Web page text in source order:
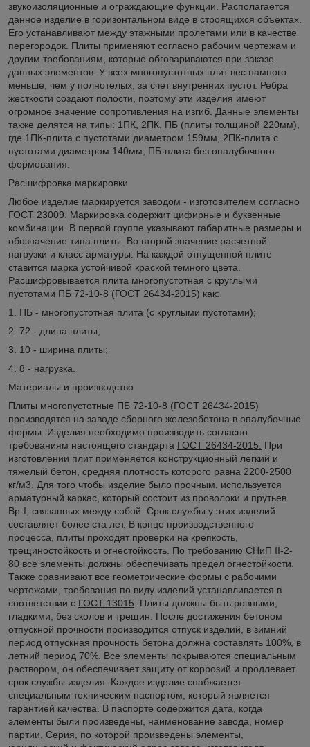
звукоизоляционные и ограждающие функции. Располагается
данное изделие в горизонтальном виде в строящихся объектах.
Его устанавливают между этажными пролетами или в качестве
перегородок. Плиты применяют согласно рабочим чертежам и
другим требованиям, которые обговариваются при заказе
данных элементов. У всех многопустотных плит вес намного
меньше, чем у полнотелых, за счет внутренних пустот. Ребра
жесткости создают полости, поэтому эти изделия имеют
огромное значение сопротивления на изгиб. Данные элементы
также делятся на типы: 1ПК, 2ПК, ПБ (плиты толщиной 220мм),
где 1ПК-плита с пустотами диаметром 159мм, 2ПК-плита с
пустотами диаметром 140мм, ПБ-плита без опалубочного
формования.
Расшифровка маркировки
Любое изделие маркируется заводом - изготовителем согласно
ГОСТ 23009. Маркировка содержит цифирные и буквенные
комбинации. В первой группе указывают габаритные размеры и
обозначение типа плиты. Во второй значение расчетной
нагрузки и класс арматуры. На каждой отпущенной плите
ставится марка устойчивой краской темного цвета.
Расшифровывается плита многопустотная с круглыми
пустотами ПБ 72-10-8 (ГОСТ 26434-2015) как:
1. ПБ - многопустотная плита (с круглыми пустотами);
2. 72 - длина плиты;
3. 10 - ширина плиты;
4. 8 - нагрузка.
Материалы и производство
Плиты многопустотные ПБ 72-10-8 (ГОСТ 26434-2015)
производятся на заводе сборного железобетона в опалубочные
формы. Изделия необходимо производить согласно
требованиям настоящего стандарта ГОСТ 26434-2015. При
изготовлении плит применяется конструкционный легкий и
тяжелый бетон, средняя плотность которого равна 2200-2500
кг/м3. Для того чтобы изделие было прочным, используется
арматурный каркас, который состоит из проволоки и прутьев
Вр-I, связанных между собой. Срок службы у этих изделий
составляет более ста лет. В конце производственного
процесса, плиты проходят проверки на крепкость,
трещиностойкость и огнестойкость. По требованию СНиП II-2-
80 все элементы должны обеспечивать предел огнестойкости.
Также сравнивают все геометрические формы с рабочими
чертежами, требования по виду изделий устанавливается в
соответствии с ГОСТ 13015. Плиты должны быть ровными,
гладкими, без сколов и трещин. После достижения бетоном
отпускной прочности производится отпуск изделий, в зимний
период отпускная прочность бетона должна составлять 100%, в
летний период 70%. Все элементы покрываются специальным
раствором, он обеспечивает защиту от коррозий и продлевает
срок службы изделия. Каждое изделие снабжается
специальным техническим паспортом, который является
гарантией качества. В паспорте содержится дата, когда
элементы были произведены, наименование завода, номер
партии, Серия, по которой произведены элементы,